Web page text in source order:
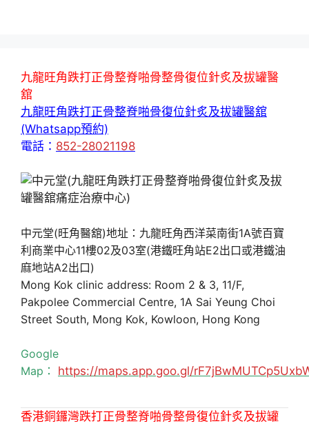
九龍旺角跌打正骨整脊啪骨整骨復位針炙及拔罐醫
舘
九龍旺角跌打正骨整脊啪骨復位針炙及拔罐醫舘
(Whatsapp預約)
電話： 852-28021198
中元堂(旺角醫舘)地址：九龍旺角西洋菜南街1A號百寶
利商業中心11樓02及03室(港鐵旺角站E2出口或港鐵油
麻地站A2出口)
Mong Kok clinic address: Room 2 & 3, 11/F,
Pakpolee Commercial Centre, 1A Sai Yeung Choi
Street South, Mong Kok, Kowloon, Hong Kong
Google
Map： https://maps.app.goo.gl/
香港銅鑼灣跌打正骨整脊啪骨整骨復位針炙及拔罐